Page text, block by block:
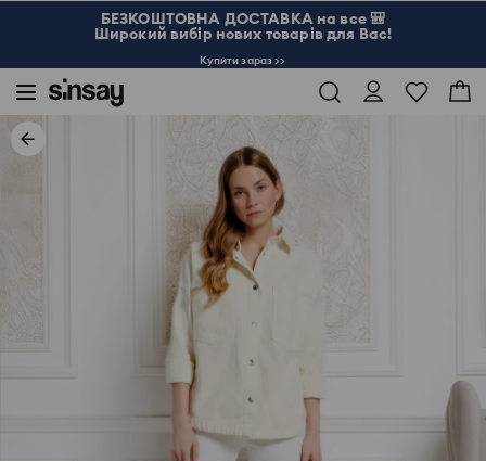
БЕЗКОШТОВНА ДОСТАВКА на все 🎒
Широкий вибір нових товарів для Вас!
Купити зараз >>